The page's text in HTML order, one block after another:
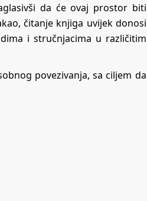
da će ovaj prostor biti
čitanje knjiga uvijek donosi
i stručnjacima u različitim
povezivanja, sa ciljem da